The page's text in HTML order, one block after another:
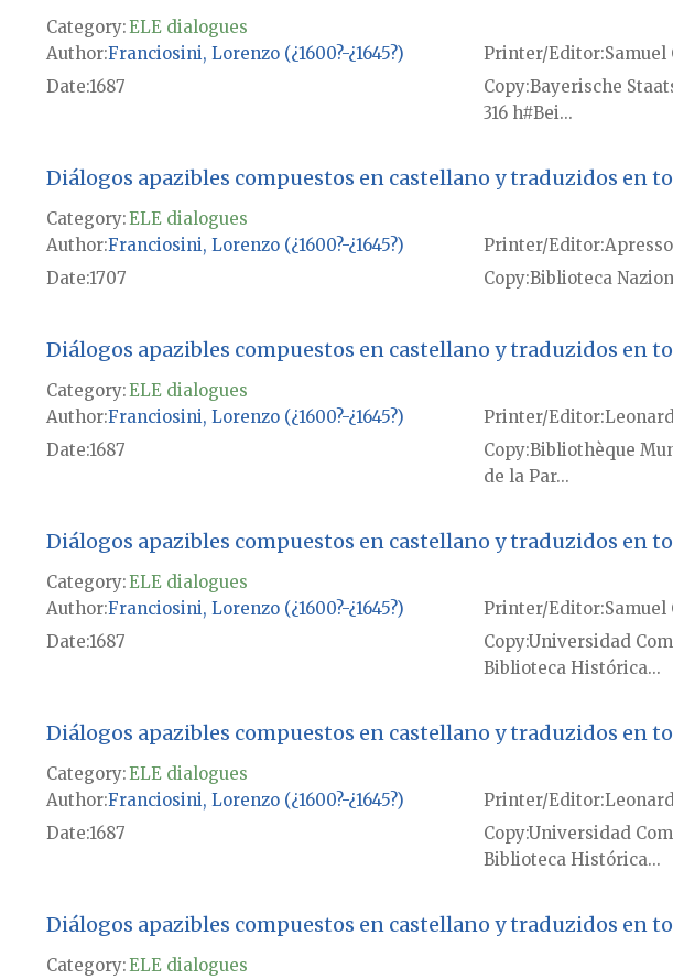
Category:ELE dialogues
Author Franciosini, Lorenzo (¿1600?-¿1645?) Printer/Editor Samuel
Date1687 Copy Bayerische
316 h#Bei...
Diálogos apazibles compuestos en castellano y traduzidos en
Category:ELE dialogues
Author Franciosini, Lorenzo (¿1600?-¿1645?) Printer/Editor
Date1707 Copy Biblioteca
Diálogos apazibles compuestos en castellano y traduzidos en
Category:ELE dialogues
Author Franciosini, Lorenzo (¿1600?-¿1645?) Printer/Editor
Date1687 Copy Bibliothèque
de la Par...
Diálogos apazibles compuestos en castellano y traduzidos en
Category:ELE dialogues
Author Franciosini, Lorenzo (¿1600?-¿1645?) Printer/Editor Samuel
Date1687 CopyUniversidad
Biblioteca Histórica...
Diálogos apazibles compuestos en castellano y traduzidos en
Category:ELE dialogues
Author Franciosini, Lorenzo (¿1600?-¿1645?) Printer/Editor
Date1687 CopyUniversidad
Biblioteca Histórica...
Diálogos apazibles compuestos en castellano y traduzidos en
Category:ELE dialogues